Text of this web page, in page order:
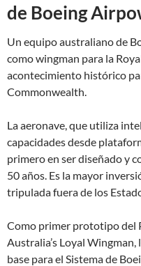
de Boeing
Un equipo australiano de
como wingman para la
acontecimiento histórico
Commonwealth.
La aeronave, que utiliza
capacidades desde
primero en ser diseñado y
50 años. Es la mayor
tripulada fuera de los
Como primer prototipo del
Australia’s Loyal
base para el Sistema de